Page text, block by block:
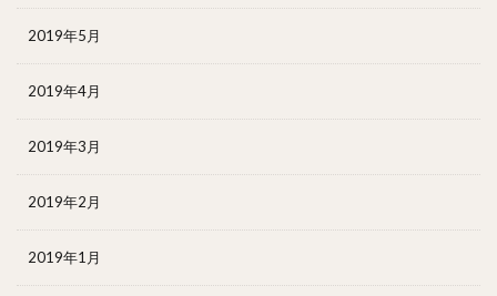
2019年5月
2019年4月
2019年3月
2019年2月
2019年1月